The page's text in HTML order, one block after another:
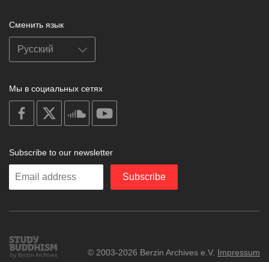
Сменить язык
Мы в социальных сетях
on
facebook
soundcloud
Subscribe to our newsletter
Enter
Subscribe
Study
Buddhism
© 2003-2026 Berzin Archives e.V. Impressum